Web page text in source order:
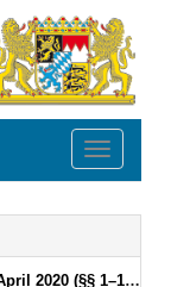
Toggle
2020 (§§ 1–122)